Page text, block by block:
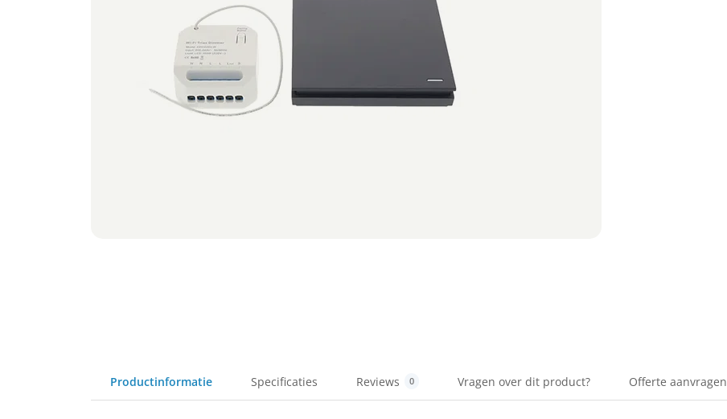
Productinformatie Specificaties Reviews 0 Vragen over dit product? Offerte aanvragen